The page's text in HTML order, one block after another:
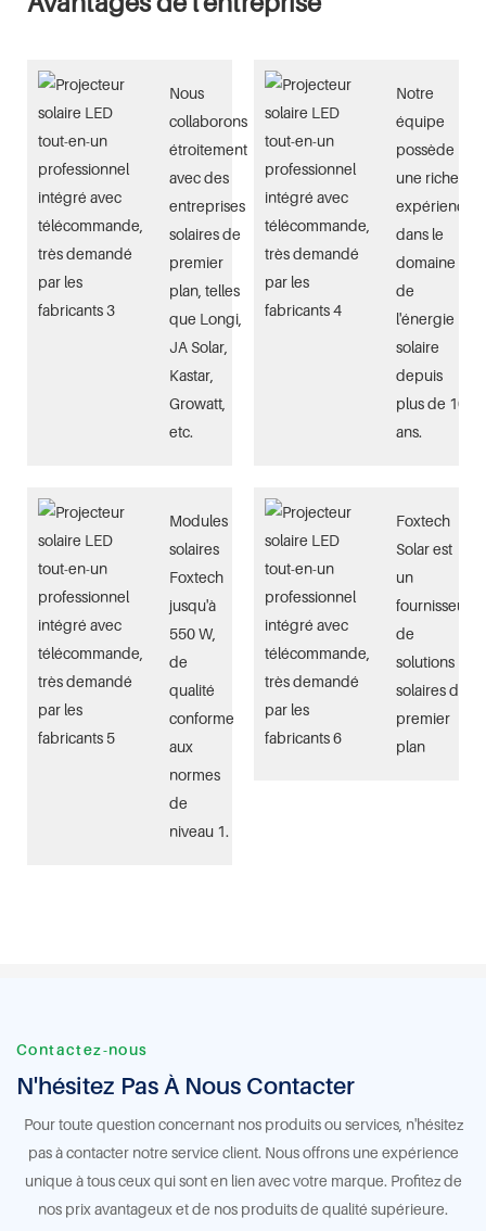
Nous
collaborons
étroitement
avec des
entreprises
solaires de
premier
plan, telles
que Longi,
JA Solar,
Kastar,
Growatt,
etc.
Notre
équipe
possède
une riche
expérience
dans le
domaine
de
l'énergie
solaire
depuis
plus de 10
ans.
Modules
solaires
Foxtech
jusqu'à
550 W,
de
qualité
conforme
aux
normes
de
niveau 1.
Foxtech
Solar est
un
fournisseur
de
solutions
solaires de
premier
plan
Contactez-nous
N'hésitez Pas À Nous Contacter
Pour toute question concernant nos produits ou services, n'hésitez
pas à contacter notre service client. Nous offrons une expérience
unique à tous ceux qui sont en lien avec votre marque. Profitez de
nos prix avantageux et de nos produits de qualité supérieure.